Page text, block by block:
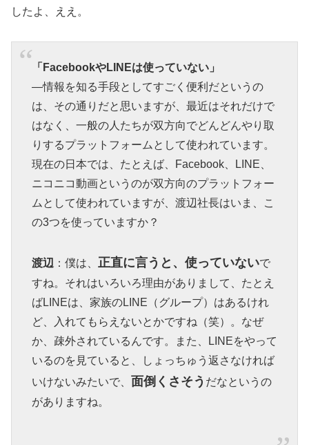
したよ、ええ。
「FacebookやLINEは使っていない」
―情報を知る手段としてすごく便利だというの
は、その通りだと思いますが、最近はそれだけで
はなく、一般の人たちが双方向でどんどんやり取
りするプラットフォームとして使われています。
現在の日本では、たとえば、Facebook、LINE、
ニコニコ動画というのが双方向のプラットフォー
ムとして使われていますが、渡辺社長はいま、こ
の3つを使っていますか？
渡辺：僕は、 正直に言うと、使っていないで
すね。それはいろいろ理由がありまして、たとえ
ばLINEは、家族のLINE（グループ）はあるけれ
ど、入れてもらえないとかですね（笑）。なぜ
か、疎外されているんです。また、LINEをやって
いるのを見ていると、しょっちゅう返さなければ
いけないみたいで、 面倒くさそう だなというの
がありますね。